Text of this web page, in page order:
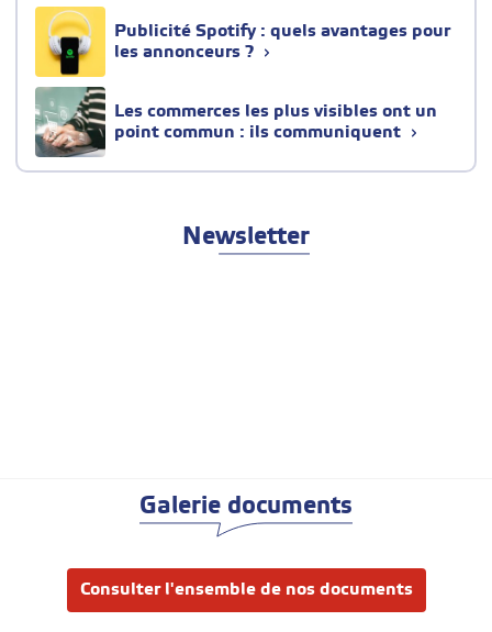
Publicité Spotify : quels avantages pour
les annonceurs ?
Les commerces les plus visibles ont un
point commun : ils communiquent
Newsletter
Galerie documents
Consulter l'ensemble de nos documents